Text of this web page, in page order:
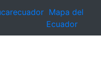
Mapa del
Ecuador